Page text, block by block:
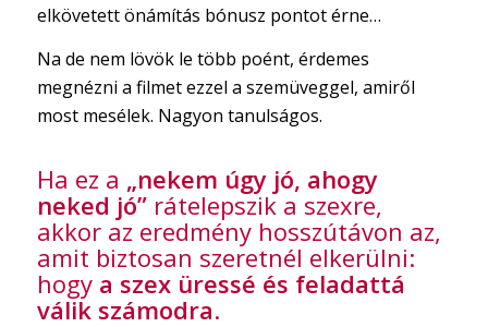
elkövetett önámítás bónusz pontot érne…
Na de nem lövök le több poént, érdemes
megnézni a filmet ezzel a szemüveggel, amiről
most mesélek. Nagyon tanulságos.
Ha ez a „nekem úgy jó, ahogy
neked jó”rátelepszik a szexre,
akkor az eredmény hosszútávon az,
amit biztosan szeretnél elkerülni:
hogy a szex üressé és feladattá
válik számodra.